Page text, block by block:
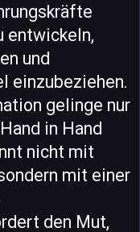
entwickeln,
und
einzubeziehen.
gelinge nur
in Hand
nicht mit
mit einer
den Mut,